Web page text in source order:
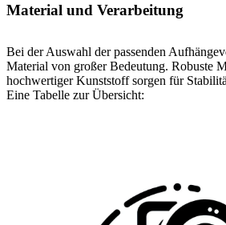
Material und Verarbeitung
Bei der Auswahl der passenden
Material von großer Bedeutung. Robuste
hochwertiger Kunststoff sorgen für
Eine Tabelle zur Übersicht: